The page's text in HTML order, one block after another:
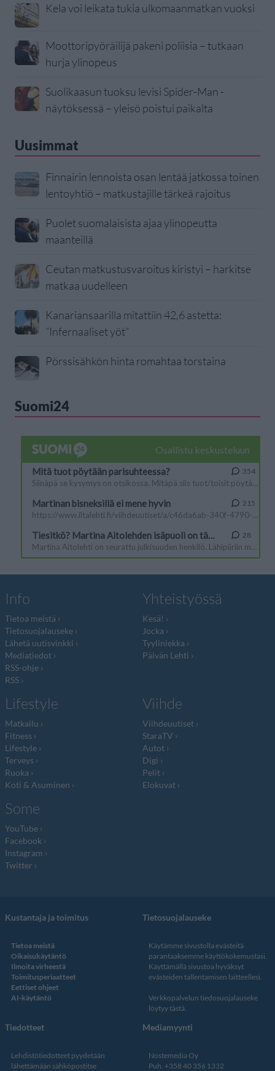
Kela voi leikata tukia ulkomaanmatkan vuoksi
Moottoripyöräilijä pakeni poliisia – tutkaan
hurja ylinopeus
Suolikaasun tuoksu levisi Spider-Man -
näytöksessä – yleisö poistui paikalta
Uusimmat
Finnairin lennoista osan lentää jatkossa toinen
lentoyhtiö – matkustajille tärkeä rajoitus
Puolet suomalaisista ajaa ylinopeutta
maanteillä
Ceutan matkustusvaroitus kiristyi – harkitse
matkaa uudelleen
Kanariansaarilla mitattiin 42,6 astetta:
”Infernaaliset yöt”
Pörssisähkön hinta romahtaa torstaina
Suomi24
Info
Tietoa meistä
Tietosuojalauseke
Lähetä uutisvinkki
Mediatiedot
RSS-ohje
RSS
Yhteistyössä
Kesä!
Jocka
Tyyliniekka
Päivän Lehti
Lifestyle
Matkailu
Fitness
Lifestyle
Terveys
Ruoka
Koti & Asuminen
Viihde
Viihdeuutiset
StaraTV
Autot
Digi
Pelit
Elokuvat
Some
YouTube
Facebook
Instagram
Twitter
Kustantaja ja toimitus
Tietoa meistä
Oikaisukäytäntö
Ilmoita virheestä
Toimitusperiaatteet
Eettiset ohjeet
AI-käytäntö
Tietosuojalauseke
Käytämme sivustolla evästeitä
parantaaksemme käyttökokemustasi.
Käyttämällä sivustoa hyväksyt
evästeiden tallentamisen laitteellesi.
Verkkopalvelun tiedosuojalauseke
löytyy tästä
Tiedotteet
Lehdistötiedotteet pyydetään
lähettämään sähköpostitse
Mediamyynti
Nostemedia Oy
Puh. +358 40 356 1332